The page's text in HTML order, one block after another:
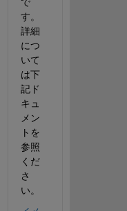
す。
詳細
につ
いて
は下
記ド
キュ
メン
トを
参照
くだ
さ
い。